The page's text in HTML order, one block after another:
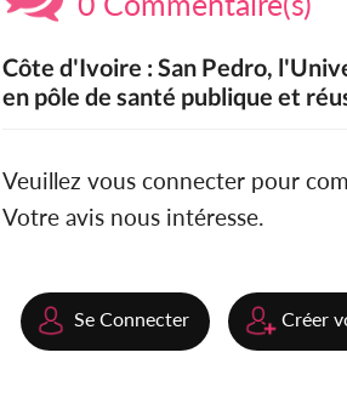
Côte d'Ivoire : San Pedro,
en pôle de santé publique et
Veuillez vous connecter pour
Votre avis nous intéresse.
Se Connecter Créer